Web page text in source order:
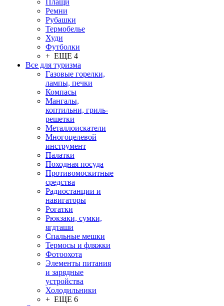
Плащи
Ремни
Рубашки
Термобелье
Худи
Футболки
+ ЕЩЕ 4
Все для туризма
Газовые горелки,
лампы, печки
Компасы
Мангалы,
коптильни, гриль-
решетки
Металлоискатели
Многоцелевой
инструмент
Палатки
Походная посуда
Противомоскитные
средства
Радиостанции и
навигаторы
Рогатки
Рюкзаки, сумки,
ягдташи
Спальные мешки
Термосы и фляжки
Фотоохота
Элементы питания
и зарядные
устройства
Холодильники
+ ЕЩЕ 6